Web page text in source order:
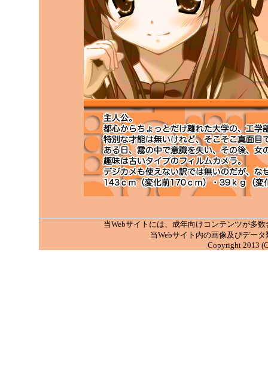
当Webサイトには、成年向けコンテンツが多
当Webサイト内の画像及びデー
Copyright 2013